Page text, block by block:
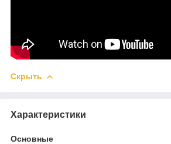
Скрыть
Характеристики
Основные